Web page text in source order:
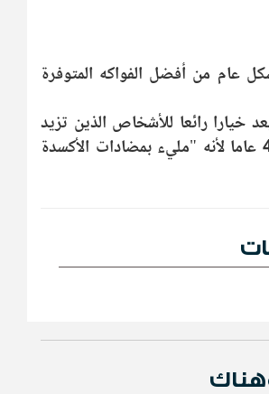
عام من أفضل الفواكه المتوفرة
خيارا رائعا للأشخاص الذين تزيد
أعمارهم عن 40 عاما لأنه "مليء بمضادات الأكسدة